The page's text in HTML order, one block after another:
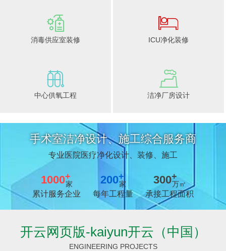
设计 / 施工
13年经验值得信赖
标准 / 检测
13年经验值得信赖
消毒供应室装修
安全 / 快速
13年经验值得信赖
ICU净化装修
设计 / 施工
13年经验值得信赖
中心供氧工程
标准 / 检测
13年经验值得信赖
洁净厂房设计
安全 / 快速
13年经验值得信赖
手术室洁净设计、施工综合服务商
专业医院医疗净化设计、装修、施工
1000+
家
累计服务企业
200+
家
每年工程量
300+
万㎡
承接工程面积
开云网页版-kaiyun开云（中国）
ENGINEERING PROJECTS